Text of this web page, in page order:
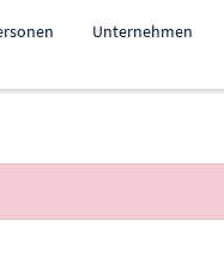
Unternehmen
kopieren